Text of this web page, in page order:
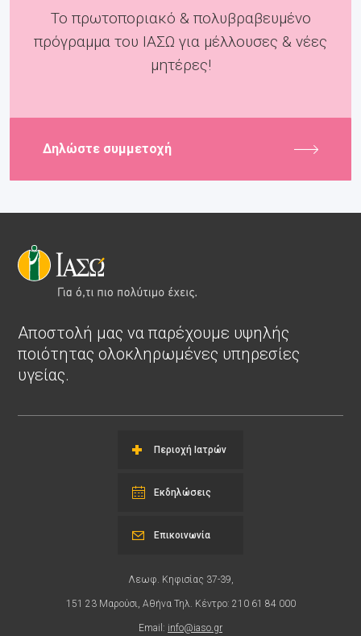
Το πρωτοποριακό & πολυβραβευμένο
πρόγραμμα του ΙΑΣΩ για μέλλουσες & νέες
μητέρες!
Δηλώστε συμμετοχή
Αποστολή μας να παρέχουμε υψηλής
ποιότητας ολοκληρωμένες υπηρεσίες
υγείας.
Περιοχή Ιατρών
Εκδηλώσεις
Λεωφ. Κηφισίας 37-39,
151 23 Μαρούσι, Αθήνα Τηλ. Κέντρο: 210 61 84 000
Email: info@iaso.gr
Επικοινωνία